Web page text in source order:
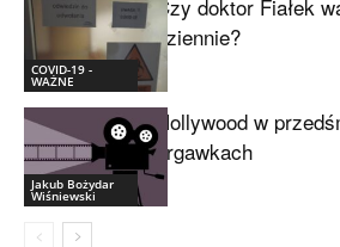
COVID-19 -
WAŻNE
Czy doktor Fiałek
dziennie?
Jakub Bożydar
Wiśniewski
Hollywood w
drgawkach